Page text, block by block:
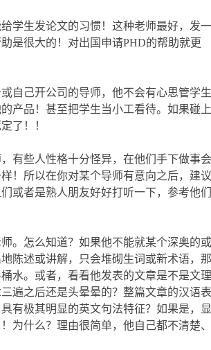
学生发论文的习惯！这种老师最好，发一
是很大的！对出国申请PHD的帮助就更
自己开公司的导师，他不会有心思管学生
产品！甚至把学生当小工看待。如果碰上
了！！
有些人性格十分怪异，在他们手下做事会
！所以在你对某个导师有意向之后，建议
或者是熟人朋友好好打听一下，参考他们
。怎么知道？如果他不能就某个深奥的或
陈述或讲解，只会堆砌生词或新术语，那
水。或者，看看他发表的文章是不是文理
遍之后还是头晕晕的？整篇文章的汉语表
有极其明显的英文句法特征？如果是，显
为什么？理由很简单，他自己都不清楚、